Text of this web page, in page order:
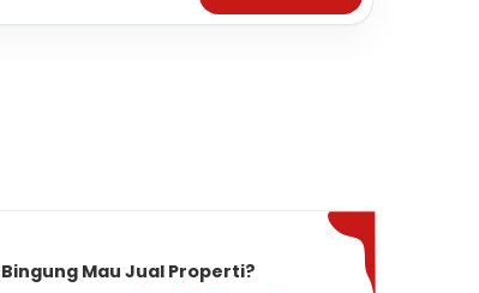
Bingung Mau Jual Properti?